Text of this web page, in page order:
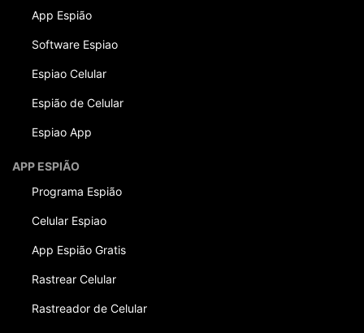
App Espião
Software Espiao
Espiao Celular
Espião de Celular
Espiao App
APP ESPIÃO
Programa Espião
Celular Espiao
App Espião Gratis
Rastrear Celular
Rastreador de Celular